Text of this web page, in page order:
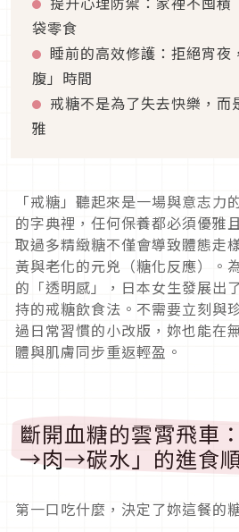
袋零食
睡前的高效修護：拒絕宵夜
腹」時間
戒糖不是為了失去快樂，而
雅
「戒糖」聽起來是一場與意志力
的字典裡，任何保養都必須優雅
取過多精緻糖不僅會導致體態走
黃與老化的元兇（糖化反應）。
的「透明感」，日本女生發展出
持的戒糖飲食法。不需要立刻與
過日常習慣的小改版，妳也能在
體與肌膚同步重返輕盈。
斷開血糖的雲霄飛車
→肉→碳水」的進食
第一口吃什麼，決定了妳這餐的